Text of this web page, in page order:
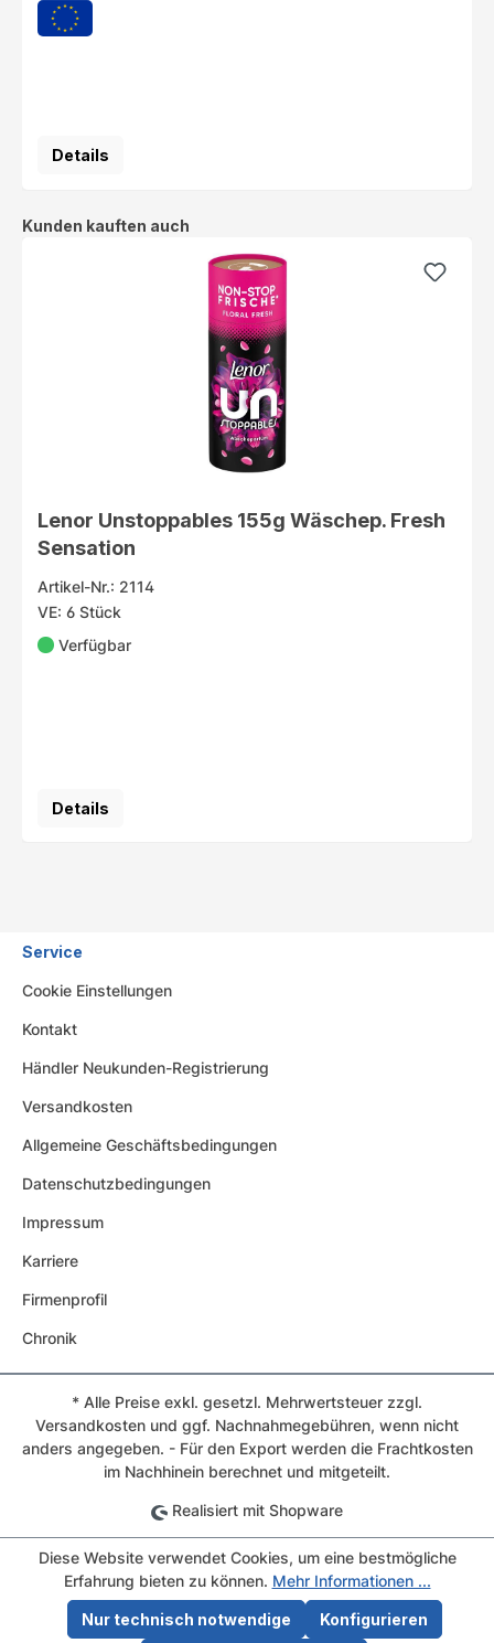
Details
Produktgalerie überspringen
Kunden kauften auch
Lenor Unstoppables 155g Wäschep. Fresh
Sensation
Artikel-Nr.: 2114
VE: 6 Stück
Verfügbar
Details
Service
Cookie Einstellungen
Kontakt
Händler Neukunden-Registrierung
Versandkosten
Allgemeine Geschäftsbedingungen
Datenschutzbedingungen
Impressum
Karriere
Firmenprofil
Chronik
* Alle Preise exkl. gesetzl. Mehrwertsteuer zzgl.
Versandkosten und ggf. Nachnahmegebühren, wenn nicht
anders angegeben. - Für den Export werden die Frachtkosten
im Nachhinein berechnet und mitgeteilt.
Realisiert mit Shopware
Diese Website verwendet Cookies, um eine bestmögliche
Erfahrung bieten zu können. Mehr Informationen ...
Nur technisch notwendige Konfigurieren